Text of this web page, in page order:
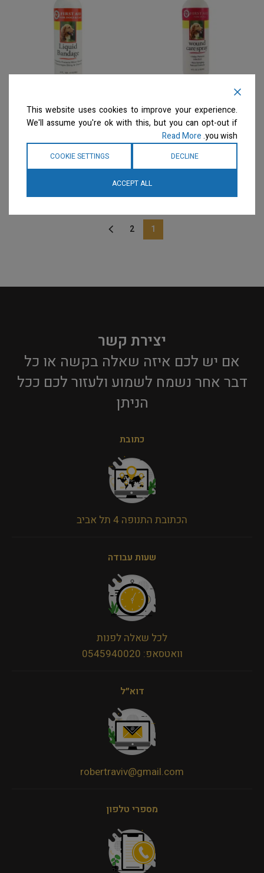
לטיפול בפצעים וחתכים
118מ"ל Kwik-Stop Wound
Care Spray
היגיינה
פלסטר נוזלי 118מ"ל Kwik-
Stop Liquid Bandage
Spray
היגיינה
1
2
יצירת קשר
אם יש לכם איזה שאלה בקשה או כל
דבר אחר נשמח לשמוע ולעזור לכם ככל
הניתן​
כתובת
הכתובת התנופה 4 תל אביב
שעות עבודה
לכל שאלה לפנות
וואטסאפ: 0545940020
דוא״ל
robertraviv@gmail.com
מספרי טלפון
This website uses cookies to improve your experience.
We'll assume you're ok with this, but you can opt-out if
you wish.
Read More
DECLINE
COOKIE SETTINGS
ACCEPT ALL